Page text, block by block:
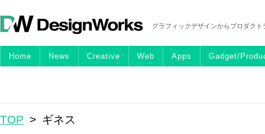
グラフィックデザインからプロダク
Home News Creative Web Apps Gadget/
TOP > ギネス